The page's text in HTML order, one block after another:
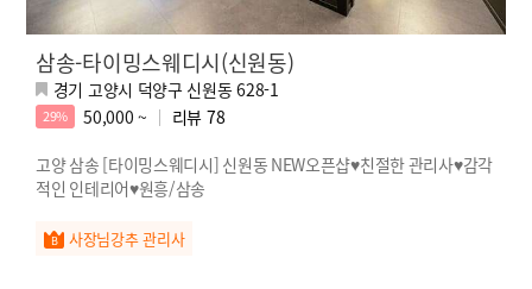
삼송-타이밍스웨디시(신원동)
경기 고양시 덕양구 신원동 628-1
29% 50,000 ~ 리뷰 78
고양 삼송 [타이밍스웨디시] 신원동 NEW오픈샵♥친절한 관리사♥감각
적인 인테리어♥원흥/삼송
사장님강추 관리사